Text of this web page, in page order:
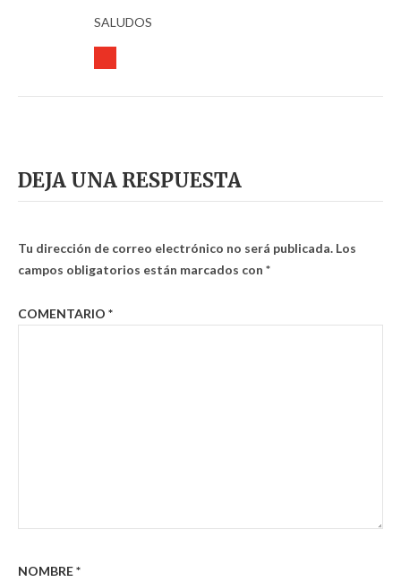
SALUDOS
DEJA UNA RESPUESTA
Tu dirección de correo electrónico no será publicada. Los
campos obligatorios están marcados con *
COMENTARIO *
NOMBRE*